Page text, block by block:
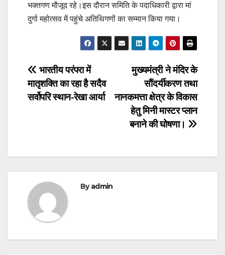
भक्तगण मौजूद रहे।इस दौरान समिति के पदाधिकारी द्वारा मां
दुर्गा महोत्सव में पहुंचे अतिथिगणों का सम्मान किया गया।
Post
navigation
मुख्यमंत्री ने मंदिर के
सौंदर्यीकरण तथा
नानकमत्ता क्षेत्र के विकास
हेतु मिनी मास्टर प्लान
बनाने की घोषणा।
भारतीय परंपरा में
मातृशक्ति का रहा है सदैव
सर्वोपरि स्थान-रेखा आर्या
Byadmin